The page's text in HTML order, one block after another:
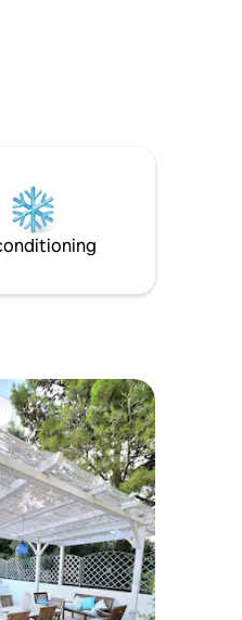
uit 5, 19 recensies